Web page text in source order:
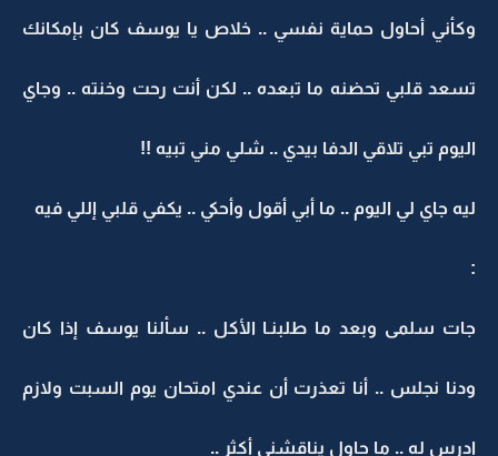
وكأني أحاول حماية نفسي .. خلاص يا يوسف كان بإمكانك
تسعد قلبي تحضنه ما تبعده .. لكن أنت رحت وخنته .. وجاي
اليوم تبي تلاقي الدفا بيدي .. شلي مني تبيه !!
ليه جاي لي اليوم .. ما أبي أقول وأحكي .. يكفي قلبي إللي فيه
:
جات سلمى وبعد ما طلبنـا الأكل .. سألنا يوسف إذا كان
ودنا نجلس .. أنا تعذرت أن عندي امتحان يوم السبت ولازم
ادرس له .. ما حاول يناقشني أكثر ..